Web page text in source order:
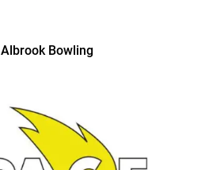
Albrook Bowling